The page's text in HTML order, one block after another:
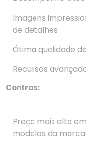
Imagens
de detalhes
Ótima qualidade
Recursos
Contras:
Preço mais alto
modelos da marca